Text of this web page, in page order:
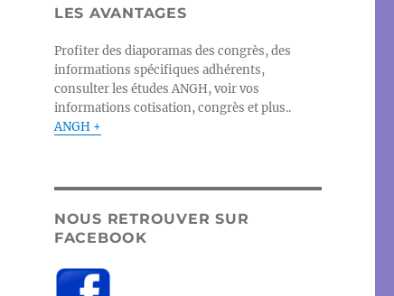
LES AVANTAGES
Profiter des diaporamas des congrès, des
informations spécifiques adhérents,
consulter les études ANGH, voir vos
informations cotisation, congrès et plus..
ANGH +
NOUS RETROUVER SUR
FACEBOOK